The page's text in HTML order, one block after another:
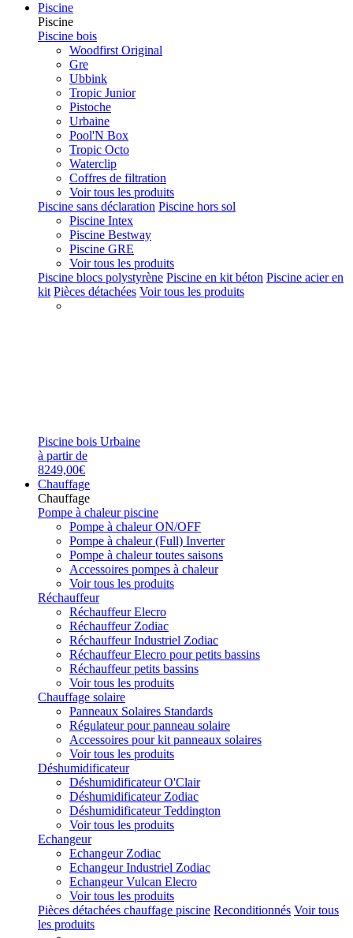
Piscine
Piscine
Piscine bois
Woodfirst Original
Gre
Ubbink
Tropic Junior
Pistoche
Urbaine
Pool'N Box
Tropic Octo
Waterclip
Coffres de filtration
Voir tous les produits
Piscine sans déclaration Piscine hors sol
Piscine Intex
Piscine Bestway
Piscine GRE
Voir tous les produits
Piscine blocs polystyrène Piscine en kit béton Piscine acier en
kit Pièces détachées Voir tous les produits
Piscine bois Urbaine
à partir de
8249,00€
Chauffage
Chauffage
Pompe à chaleur piscine
Pompe à chaleur ON/OFF
Pompe à chaleur (Full) Inverter
Pompe à chaleur toutes saisons
Accessoires pompes à chaleur
Voir tous les produits
Réchauffeur
Réchauffeur Elecro
Réchauffeur Zodiac
Réchauffeur Industriel Zodiac
Réchauffeur Elecro pour petits bassins
Réchauffeur petits bassins
Voir tous les produits
Chauffage solaire
Panneaux Solaires Standards
Régulateur pour panneau solaire
Accessoires pour kit panneaux solaires
Voir tous les produits
Déshumidificateur
Déshumidificateur O'Clair
Déshumidificateur Zodiac
Déshumidificateur Teddington
Voir tous les produits
Echangeur
Echangeur Zodiac
Echangeur Industriel Zodiac
Echangeur Vulcan Elecro
Voir tous les produits
Pièces détachées chauffage piscine Reconditionnés Voir tous
les produits